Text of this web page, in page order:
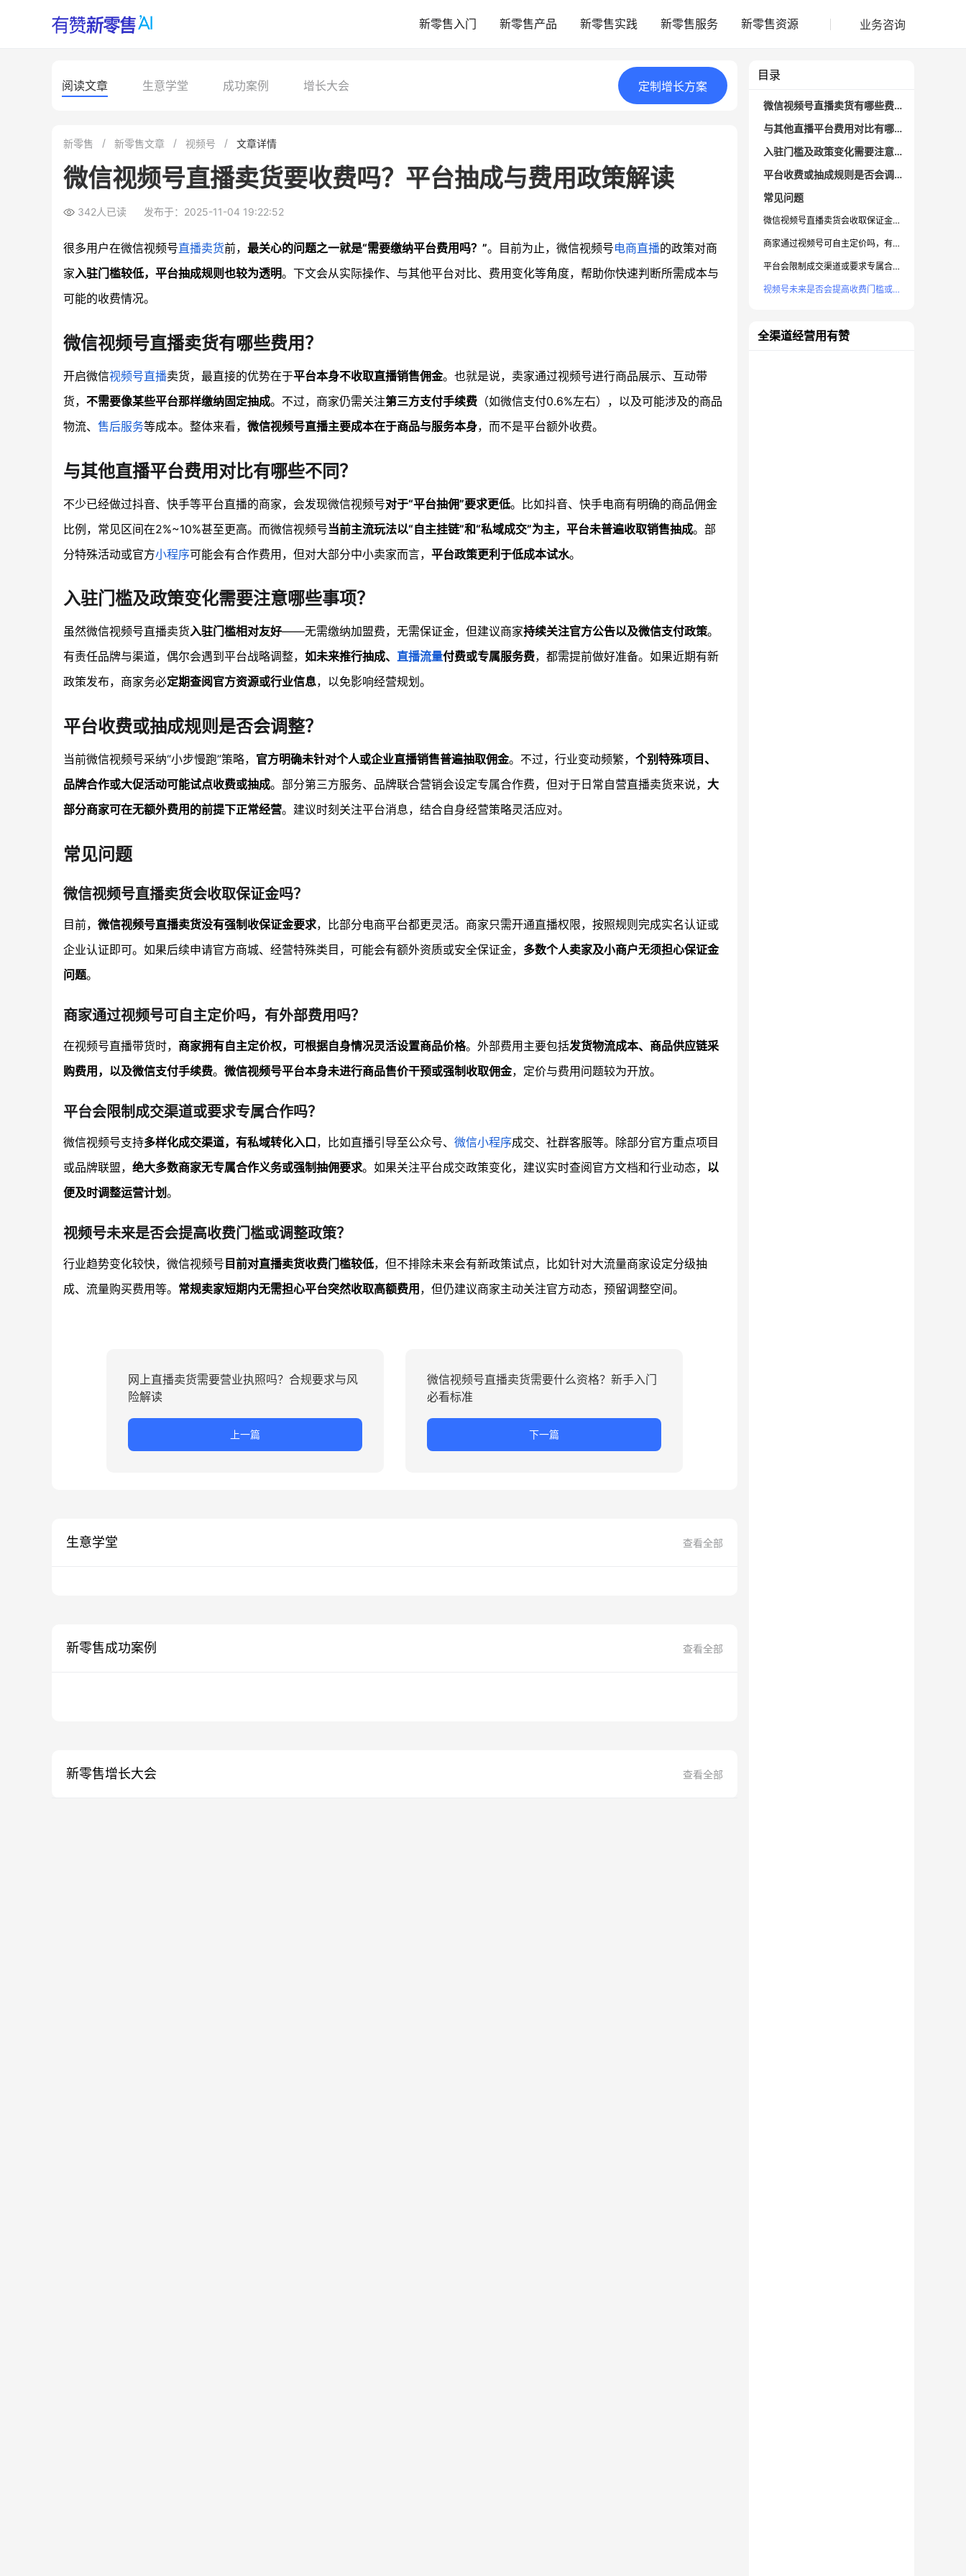
新零售入门 新零售产品 新零售实践 新零售服务 新零售资源 业务咨询
阅读文章 生意学堂 成功案例 增长大会 定制 增长方案
新零售 新零售文章 视频号 文章详情
微信视频号直播卖货要收费吗？平台抽成与费用政策解读
342人已读 发布于：2025-11-04 19:22:52
很多用户在微信视频号直播卖货前， 最关心的问题之一就是“需要缴纳平台费用吗？”。目前为止，微信视频号电商直播的政策对商
家入驻门槛较低，平台抽成规则也较为透明。下文会从实际操作、与其他平台对比、费用变化等角度，帮助你快速判断所需成本与
可能的收费情况。
微信视频号直播卖货有哪些费用？
开启微信视频号直播卖货，最直接的优势在于平台本身不收取直播销售佣金。也就是说，卖家通过视频号进行商品展示、互动带
货， 不需要像某些平台那样缴纳固定抽成。不过，商家仍需关注第三方支付手续费 （如微信支付0.6%左右），以及可能涉及的商品
物流、 售后服务等成本。整体来看， 微信视频号直播主要成本在于商品与服务本身，而不是平台额外收费。
与其他直播平台费用对比有哪些不同？
不少已经做过抖音、快手等平台直播的商家，会发现微信视频号对于“平台抽佣”要求更低。比如抖音、快手电商有明确的商品佣金
比例，常见区间在2%~10%甚至更高。而微信视频号当前主流玩法以“自主挂链”和“私域成交”为主，平台未普遍收取销售抽成。部
分特殊活动或官方小程序可能会有合作费用，但对大部分中小卖家而言， 平台政策更利于低成本试水。
入驻门槛及政策变化需要注意哪些事项？
虽然微信视频号直播卖货入驻门槛相对友好——无需缴纳加盟费，无需保证金，但建议商家持续关注官方公告以及微信支付政策。
有责任品牌与渠道，偶尔会遇到平台战略调整， 如未来推行抽成、 直播流量付费或专属服务费，都需提前做好准备。如果近期有新
政策发布，商家务必定期查阅官方资源或行业信息，以免影响经营规划。
平台收费或抽成规则是否会调整？
当前微信视频号采纳“小步慢跑”策略， 官方明确未针对个人或企业直播销售普遍抽取佣金。不过，行业变动频繁， 个别特殊项目、
品牌合作或大促活动可能试点收费或抽成。部分第三方服务、品牌联合营销会设定专属合作费，但对于日常自营直播卖货来说， 大
部分商家可在无额外费用的前提下正常经营。建议时刻关注平台消息，结合自身经营策略灵活应对。
常见问题
微信视频号直播卖货会收取保证金吗？
目前， 微信视频号直播卖货没有强制收保证金要求，比部分电商平台都更灵活。商家只需开通直播权限，按照规则完成实名认证或
企业认证即可。如果后续申请官方商城、经营特殊类目，可能会有额外资质或安全保证金， 多数个人卖家及小商户无须担心保证金
问题。
商家通过视频号可自主定价吗，有外部费用吗？
在视频号直播带货时， 商家拥有自主定价权，可根据自身情况灵活设置商品价格。外部费用主要包括发货物流成本、商品供应链采
购费用，以及微信支付手续费。 微信视频号平台本身未进行商品售价干预或强制收取佣金，定价与费用问题较为开放。
平台会限制成交渠道或要求专属合作吗？
微信视频号支持多样化成交渠道，有私域转化入口，比如直播引导至公众号、 微信小程序成交、社群客服等。除部分官方重点项目
或品牌联盟， 绝大多数商家无专属合作义务或强制抽佣要求。如果关注平台成交政策变化，建议实时查阅官方文档和行业动态， 以
便及时调整运营计划。
视频号未来是否会提高收费门槛或调整政策？
行业趋势变化较快，微信视频号目前对直播卖货收费门槛较低，但不排除未来会有新政策试点，比如针对大流量商家设定分级抽
成、流量购买费用等。 常规卖家短期内无需担心平台突然收取高额费用，但仍建议商家主动关注官方动态，预留调整空间。
网上直播卖货需要营业执照吗？合规要求与风
险解读
上一篇
微信视频号直播卖货需要什么资格？新手入门
必看标准
下一篇
生意学堂 查看全部
新零售成功案例 查看全部
新零售增长大会 查看全部
目录
微信视频号直播卖货有哪些费用？
与其他直播平台费用对比有哪些不同？
入驻门槛及政策变化需要注意哪些事项？
平台收费或抽成规则是否会调整？
常见问题
微信视频号直播卖货会收取保证金吗？
商家通过视频号可自主定价吗，有外部费用吗？
平台会限制成交渠道或要求专属合作吗？
视频号未来是否会提高收费门槛或调整政策？
全渠道经营用有赞